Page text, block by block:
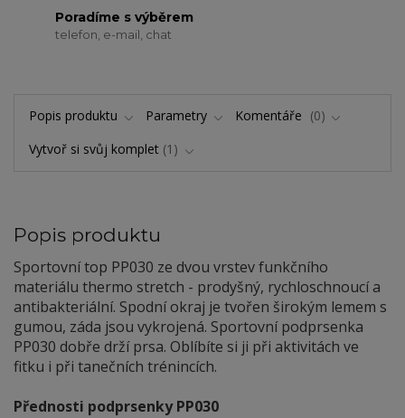
Poradíme s výběrem
telefon, e-mail, chat
Popis produktu Parametry Komentáře
0
Vytvoř si svůj komplet 1
Popis produktu
Sportovní top PP030 ze dvou vrstev funkčního
materiálu thermo stretch - prodyšný, rychloschnoucí a
antibakteriální. Spodní okraj je tvořen širokým lemem s
gumou, záda jsou vykrojená. Sportovní podprsenka
PP030 dobře drží prsa. Oblíbíte si ji při aktivitách ve
fitku i při tanečních trénincích.
Přednosti podprsenky PP030